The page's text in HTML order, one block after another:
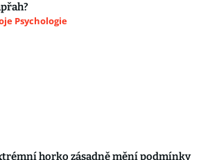
Psychologie
horko zásadně mění podmínky